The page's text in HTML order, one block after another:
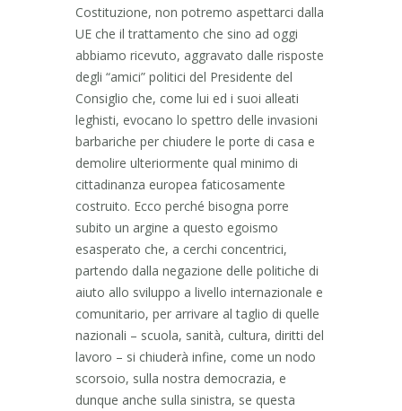
Costituzione, non potremo aspettarci dalla
UE che il trattamento che sino ad oggi
abbiamo ricevuto, aggravato dalle risposte
degli “amici” politici del Presidente del
Consiglio che, come lui ed i suoi alleati
leghisti, evocano lo spettro delle invasioni
barbariche per chiudere le porte di casa e
demolire ulteriormente qual minimo di
cittadinanza europea faticosamente
costruito. Ecco perché bisogna porre
subito un argine a questo egoismo
esasperato che, a cerchi concentrici,
partendo dalla negazione delle politiche di
aiuto allo sviluppo a livello internazionale e
comunitario, per arrivare al taglio di quelle
nazionali – scuola, sanità, cultura, diritti del
lavoro – si chiuderà infine, come un nodo
scorsoio, sulla nostra democrazia, e
dunque anche sulla sinistra, se questa